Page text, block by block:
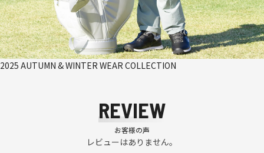
2025 AUTUMN & WINTER WEAR COLLECTION
REVIEW
お客様の声
レビューはありません。